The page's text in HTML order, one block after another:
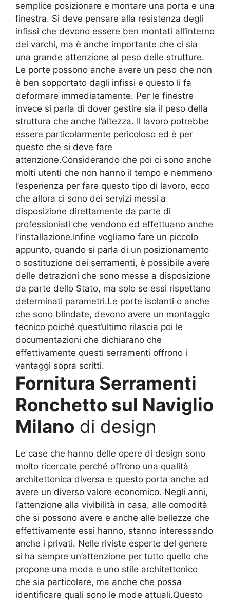
semplice posizionare e montare una porta e una
finestra. Si deve pensare alla resistenza degli
infissi che devono essere ben montati all’interno
dei varchi, ma è anche importante che ci sia
una grande attenzione al peso delle strutture.
Le porte possono anche avere un peso che non
è ben sopportato dagli infissi e questo li fa
deformare immediatamente. Per le finestre
invece si parla di dover gestire sia il peso della
struttura che anche l’altezza. Il lavoro potrebbe
essere particolarmente pericoloso ed è per
questo che si deve fare
attenzione.Considerando che poi ci sono anche
molti utenti che non hanno il tempo e nemmeno
l’esperienza per fare questo tipo di lavoro, ecco
che allora ci sono dei servizi messi a
disposizione direttamente da parte di
professionisti che vendono ed effettuano anche
l’installazione.Infine vogliamo fare un piccolo
appunto, quando si parla di un posizionamento
o sostituzione dei serramenti, è possibile avere
delle detrazioni che sono messe a disposizione
da parte dello Stato, ma solo se essi rispettano
determinati parametri.Le porte isolanti o anche
che sono blindate, devono avere un montaggio
tecnico poiché quest’ultimo rilascia poi le
documentazioni che dichiarano che
effettivamente questi serramenti offrono i
vantaggi sopra scritti.
Fornitura Serramenti
Ronchetto sul Naviglio
Milano di design
Le case che hanno delle opere di design sono
molto ricercate perché offrono una qualità
architettonica diversa e questo porta anche ad
avere un diverso valore economico. Negli anni,
l’attenzione alla vivibilità in casa, alle comodità
che si possono avere e anche alle bellezze che
effettivamente essi hanno, stanno interessando
anche i privati. Nelle riviste esperte del genere
si ha sempre un’attenzione per tutto quello che
propone una moda e uno stile architettonico
che sia particolare, ma anche che possa
identificare quali sono le mode attuali.Questo